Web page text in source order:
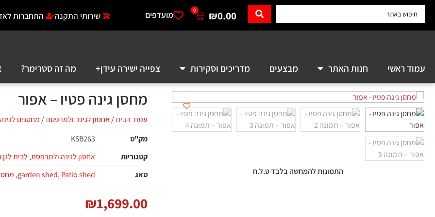
₪0.00
0 מועדפים שירותי התקנה התחברות
עמוד ראשי חנות האתר מבצעים מדריכים וסקירות צפייה ישירה עידן+ מה זה סטרימר?
התמונות להמחשה בלבד ט.ל.ח
מחסן גינה פטיו – אפור
עמוד הבית/אחסון לגינה ולמרפסת/מחסנים
מק"ט
KSB263
קטגוריות
אחסון לגינה ולמרפסת, לבית
טאג
garden shed, Patio shed
,
₪1,699.00